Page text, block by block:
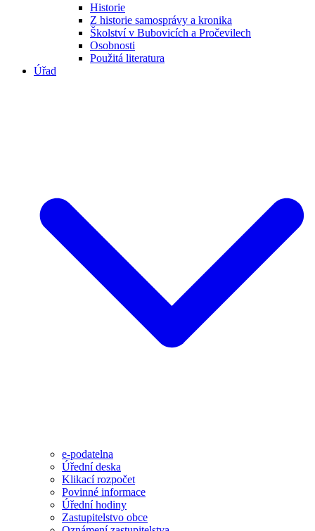
Historie
Z historie samosprávy a kronika
Školství v Bubovicích a Pročevilech
Osobnosti
Použitá literatura
Úřad
e-podatelna
Úřední deska
Klikací rozpočet
Povinné informace
Úřední hodiny
Zastupitelstvo obce